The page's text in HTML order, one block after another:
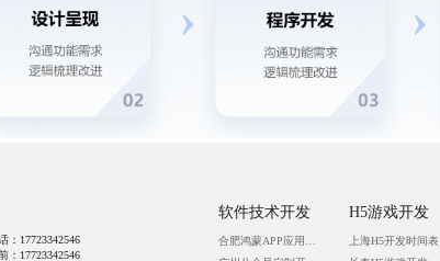
： 17723342546
： 17723342546
软件技术开发
合肥鸿蒙APP应用开发
H5游戏开发
上海H5开发时间表